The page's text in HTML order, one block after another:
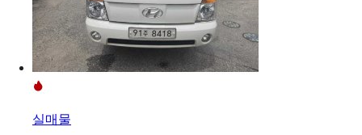
실매물